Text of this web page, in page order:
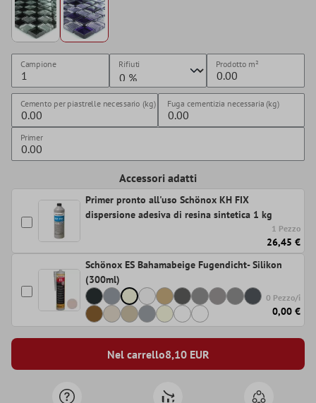
Campione Rifiuti Prodotto m²
Cemento per piastrelle necessario (kg) Fuga cementizia necessaria (kg)
Primer
Accessori adatti
Primer pronto all'uso Schönox KH FIX
dispersione adesiva di resina sintetica 1 kg
1 Pezzo
26,45 €
Schönox ES Bahamabeige Fugendicht- Silikon
(300ml)
0 Pezzo/i
0,00 €
Nel carrello8,10EUR